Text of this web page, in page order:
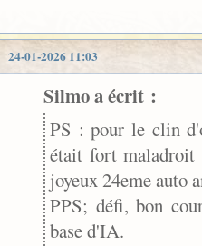
24-01-2026 11:03
Silmo a écrit :
PS : pour le clin
était fort maladroit
joyeux 24eme auto
PPS; défi, bon
base d'IA.